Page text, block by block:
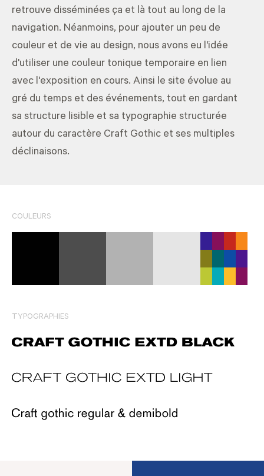
retrouve disséminées ça et là tout au long de la
navigation. Néanmoins, pour ajouter un peu de
couleur et de vie au design, nous avons eu l'idée
d'utiliser une couleur tonique temporaire en lien
avec l'exposition en cours. Ainsi le site évolue au
gré du temps et des événements, tout en gardant
sa structure lisible et sa typographie structurée
autour du caractère Craft Gothic et ses multiples
déclinaisons.
COULEURS
TYPOGRAPHIES